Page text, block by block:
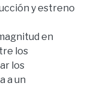
y estreno
en
los
los
a un